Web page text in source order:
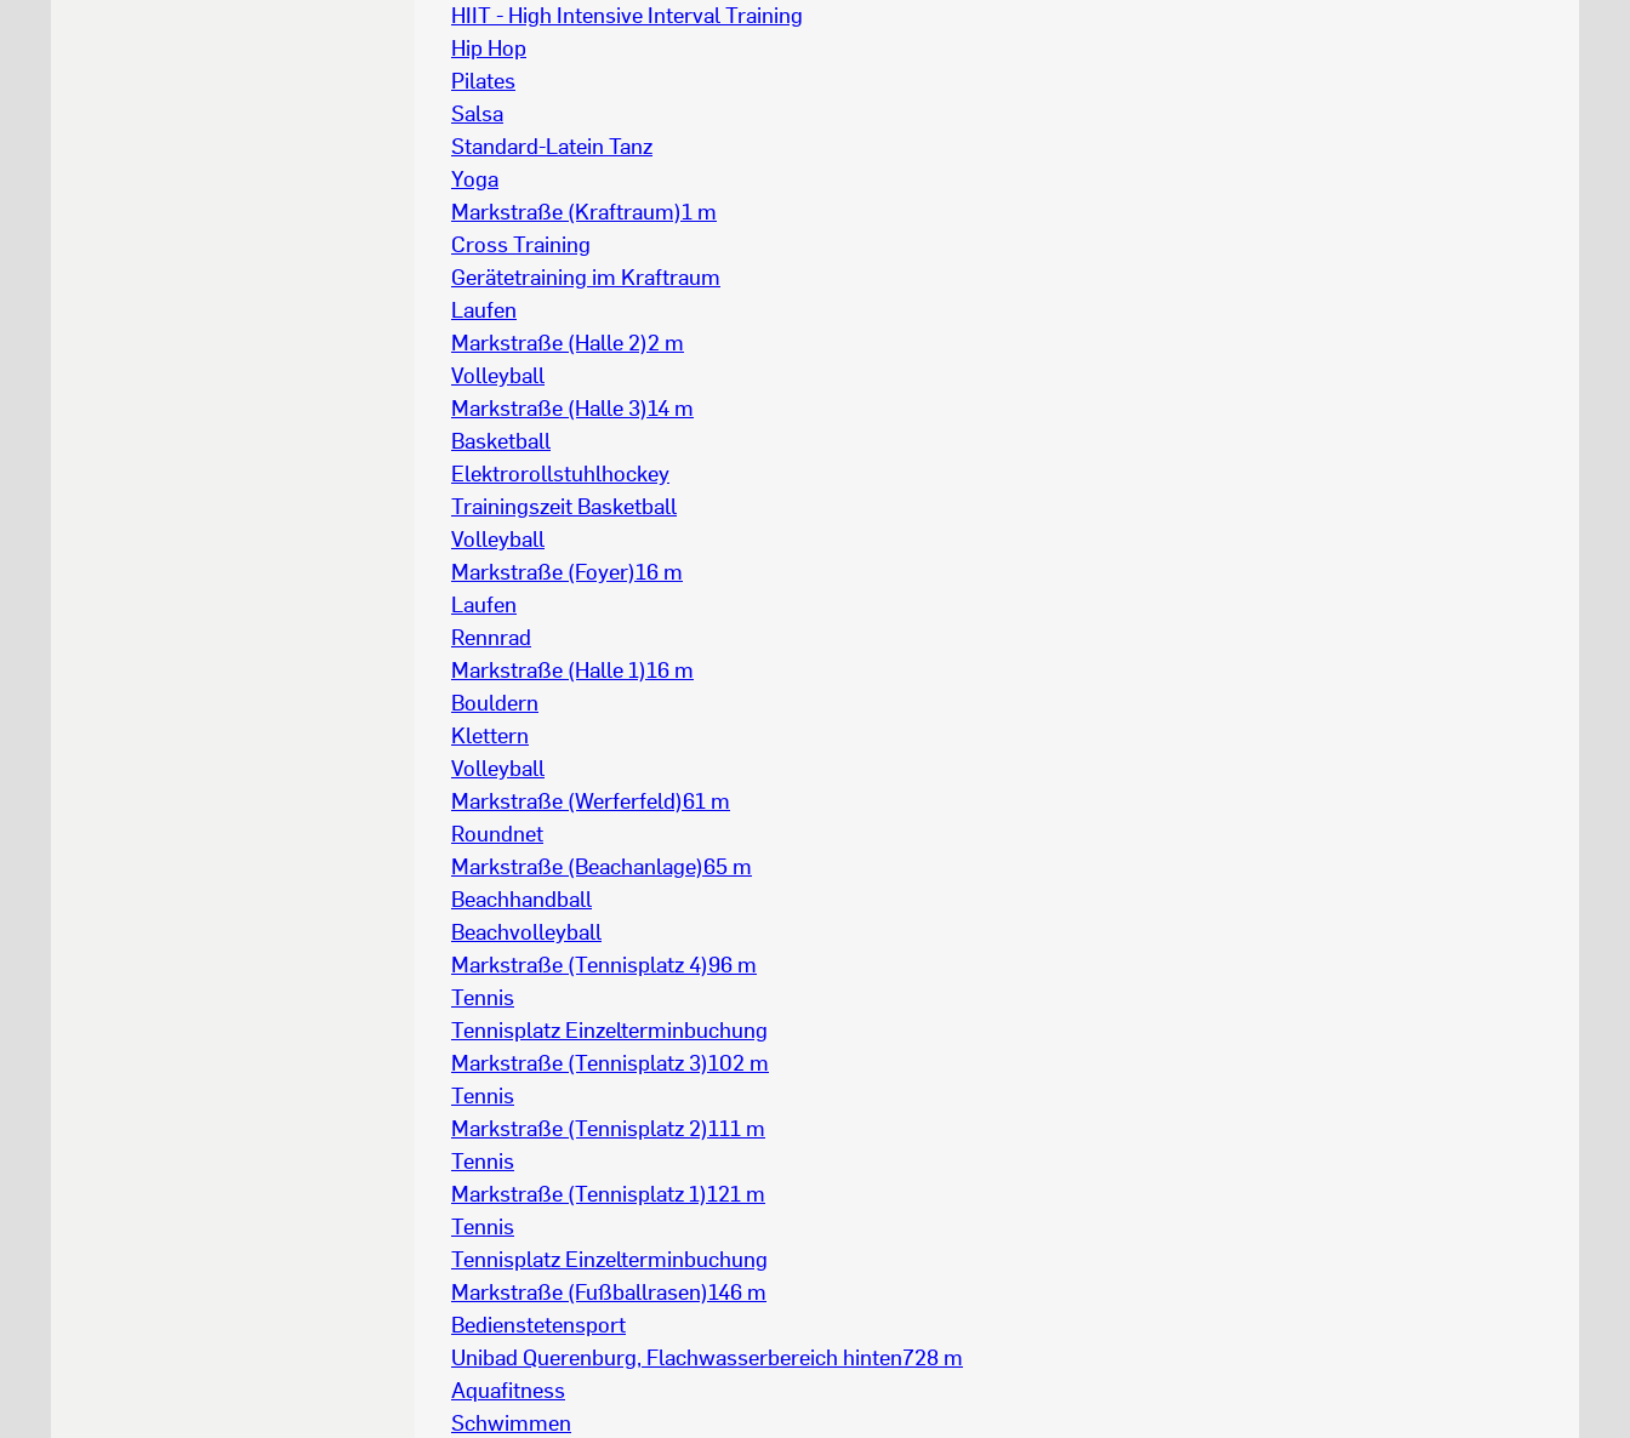
HIIT - High Intensive Interval Training
Hip Hop
Pilates
Salsa
Standard-Latein Tanz
Yoga
Markstraße (Kraftraum)1 m
Cross Training
Gerätetraining im Kraftraum
Laufen
Markstraße (Halle 2)2 m
Volleyball
Markstraße (Halle 3)14 m
Basketball
Elektrorollstuhlhockey
Trainingszeit Basketball
Volleyball
Markstraße (Foyer)16 m
Laufen
Rennrad
Markstraße (Halle 1)16 m
Bouldern
Klettern
Volleyball
Markstraße (Werferfeld)61 m
Roundnet
Markstraße (Beachanlage)65 m
Beachhandball
Beachvolleyball
Markstraße (Tennisplatz 4)96 m
Tennis
Tennisplatz Einzelterminbuchung
Markstraße (Tennisplatz 3)102 m
Tennis
Markstraße (Tennisplatz 2)111 m
Tennis
Markstraße (Tennisplatz 1)121 m
Tennis
Tennisplatz Einzelterminbuchung
Markstraße (Fußballrasen)146 m
Bedienstetensport
Unibad Querenburg, Flachwasserbereich hinten728 m
Aquafitness
Schwimmen